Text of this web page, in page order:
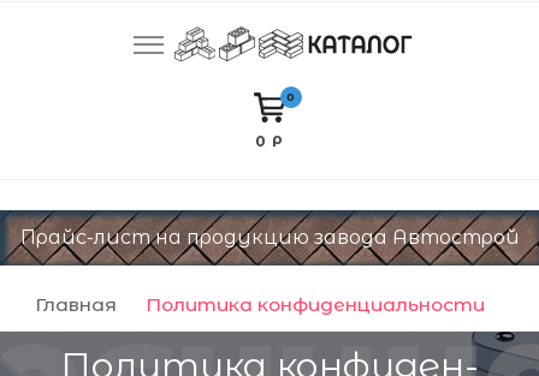
Автострой. Завод строительных материалов
Производство и продажа тротуарной плитки,
блоков BESSER, кирпича
0
0 Р
Прайс-лист на продукцию завода Автострой
Главная Политика конфиден­циальности
Политика конфиден­